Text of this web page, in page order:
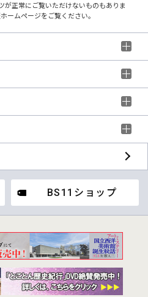
が正常にご覧いただけないものもありま
ームページをご覧ください。
BS11ショップ